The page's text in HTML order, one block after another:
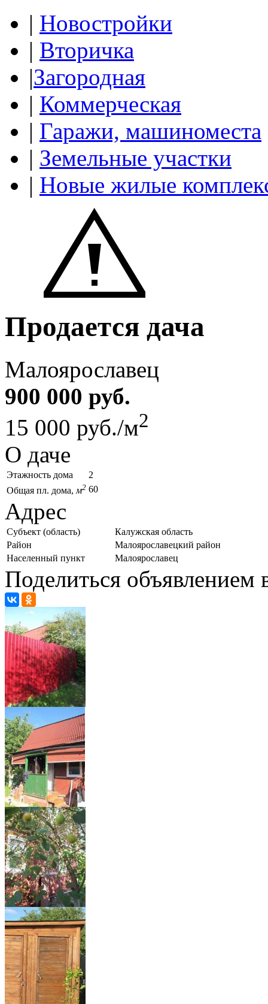
| Новостройки
| Вторичка
|Загородная
| Коммерческая
| Гаражи, машиноместа
| Земельные участки
| Новые жилые
Продается дача
Малоярославец
900 000 руб.
15 000 руб./м2
О даче
Этажность дома
2
Общая пл. дома, м2 60
Адрес
Субъект (область)
Калужская область
Район
Малоярославецкий район
Населенный пункт
Малоярославец
Поделиться объявлением